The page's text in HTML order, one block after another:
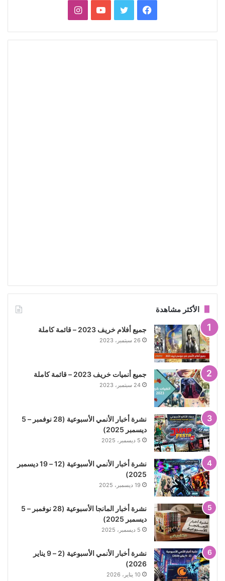
فيسبوك تويتر يوتيوب
الأكثر مشاهدة
جميع أفلام خريف 2023 – قائمة كاملة
26 سبتمبر، 2023
جميع أنميات خريف 2023 – قائمة كاملة
24 سبتمبر، 2023
نشرة أخبار الأنمي الأسبوعية (28 نوفمبر – 5
ديسمبر 2025)
5 ديسمبر، 2025
نشرة أخبار الأنمي الأسبوعية (12 – 19 ديسمبر
2025)
19 ديسمبر، 2025
نشرة أخبار المانجا الأسبوعية (28 نوفمبر – 5
ديسمبر 2025)
5 ديسمبر، 2025
نشرة أخبار الأنمي الأسبوعية (2 – 9 يناير
2026)
10 يناير، 2026